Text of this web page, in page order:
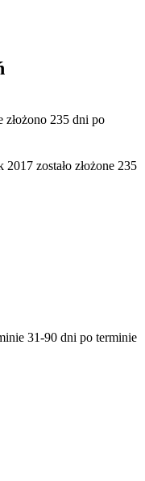
złożono 235 dni po
zostało złożone 235
31-90 dni po terminie